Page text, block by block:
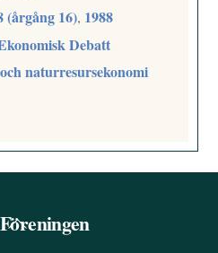
(årgång 16), 1988
Debatt
naturresursekonomi
Back